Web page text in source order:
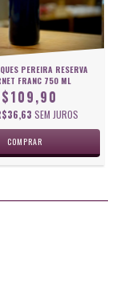
PEREIRA RESERVA
FRANC 750 ML
SEM JUROS